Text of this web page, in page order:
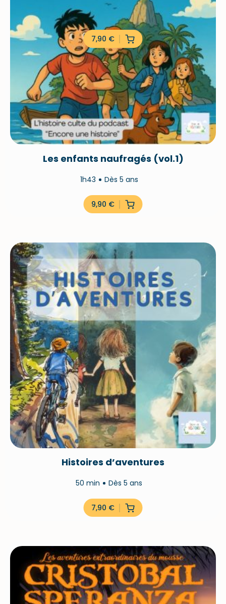
56 min Dès 5 ans
7,90 €
Les enfants naufragés (vol.1)
1h43 Dès 5 ans
9,90 €
Histoires d’aventures
50 min Dès 5 ans
7,90 €